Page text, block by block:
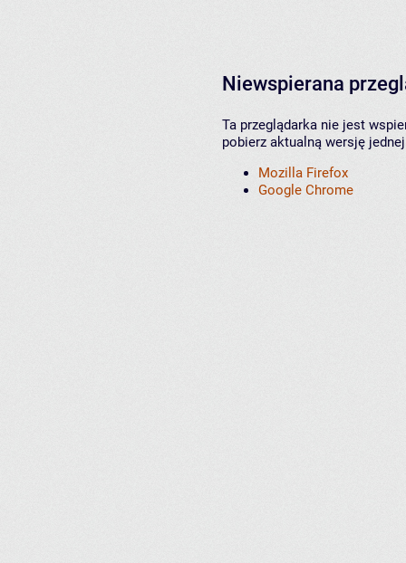
Niewspierana
Ta przeglądarka nie jest
pobierz aktualną wersję
Mozilla Firefox
Google Chrome